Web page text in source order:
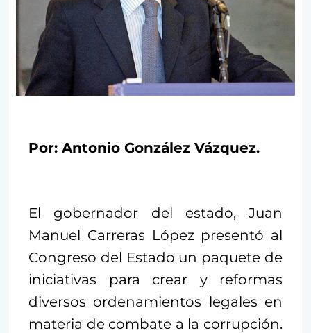
Por: Antonio González Vázquez.
El gobernador del estado, Juan
Manuel Carreras López presentó al
Congreso del Estado un paquete de
iniciativas para crear y reformas
diversos ordenamientos legales en
materia de combate a la corrupción.